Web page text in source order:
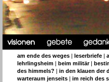
am ende des weges |leserbriefe |
lehrlingsheim |beim militär|
des himmels? |in den klauen der
warteraum jenseits |im reich des